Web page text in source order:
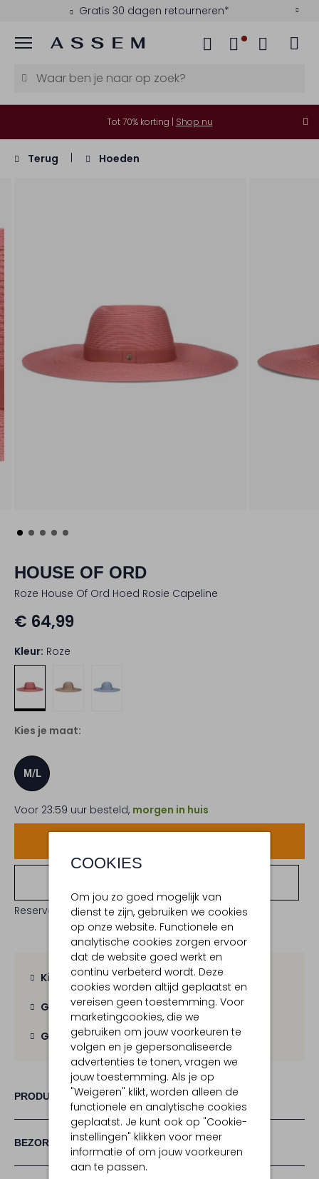
Gratis 30 dagen retourneren*
Menu
COOKIES
Om jou zo goed mogelijk van
dienst te zijn, gebruiken we cookies
op onze website. Functionele en
analytische cookies zorgen ervoor
dat de website goed werkt en
continu verbeterd wordt. Deze
cookies worden altijd geplaatst en
vereisen geen toestemming. Voor
marketingcookies, die we
gebruiken om jouw voorkeuren te
volgen en je gepersonaliseerde
advertenties te tonen, vragen we
jouw toestemming. Als je op
"Weigeren" klikt, worden alleen de
functionele en analytische cookies
geplaatst. Je kunt ook op "Cookie-
instellingen" klikken voor meer
informatie of om jouw voorkeuren
aan te passen.
Tot 70% korting | Shop nu
Terug Hoeden
HOUSE OF ORD
Roze House Of Ord Hoed Rosie Capeline
€ 64,99
Kleur: Roze
Kies je maat:
M/L
Voor 23:59 uur besteld, morgen in huis
Reserveer direct in een van onze 19 boutiques
Kies zelf je bezorgmoment
Gratis verzendingvanaf € 100,-
Gratis retourbinnen 30 dagen
PRODUCT INFORMATIE
BEZORGEN & RETOURNEREN